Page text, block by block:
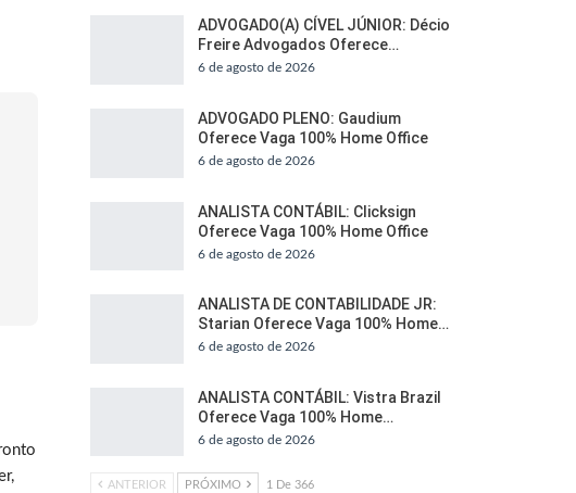
ADVOGADO(A) CÍVEL JÚNIOR: Décio
Freire Advogados Oferece…
6 de agosto de 2026
ADVOGADO PLENO: Gaudium
Oferece Vaga 100% Home Office
6 de agosto de 2026
ANALISTA CONTÁBIL: Clicksign
Oferece Vaga 100% Home Office
6 de agosto de 2026
ANALISTA DE CONTABILIDADE JR:
Starian Oferece Vaga 100% Home…
6 de agosto de 2026
ANALISTA CONTÁBIL: Vistra Brazil
Oferece Vaga 100% Home…
6 de agosto de 2026
ANTERIOR PRÓXIMO 1 De 366